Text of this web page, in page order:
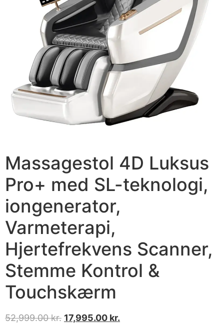
Massagestol 4D Luksus
Pro+ med SL-teknologi,
iongenerator,
Varmeterapi,
Hjertefrekvens Scanner,
Stemme Kontrol &
Touchskærm
52,999.00kr. 17,995.00 kr.